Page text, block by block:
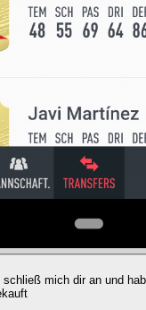
schließ mich dir an und